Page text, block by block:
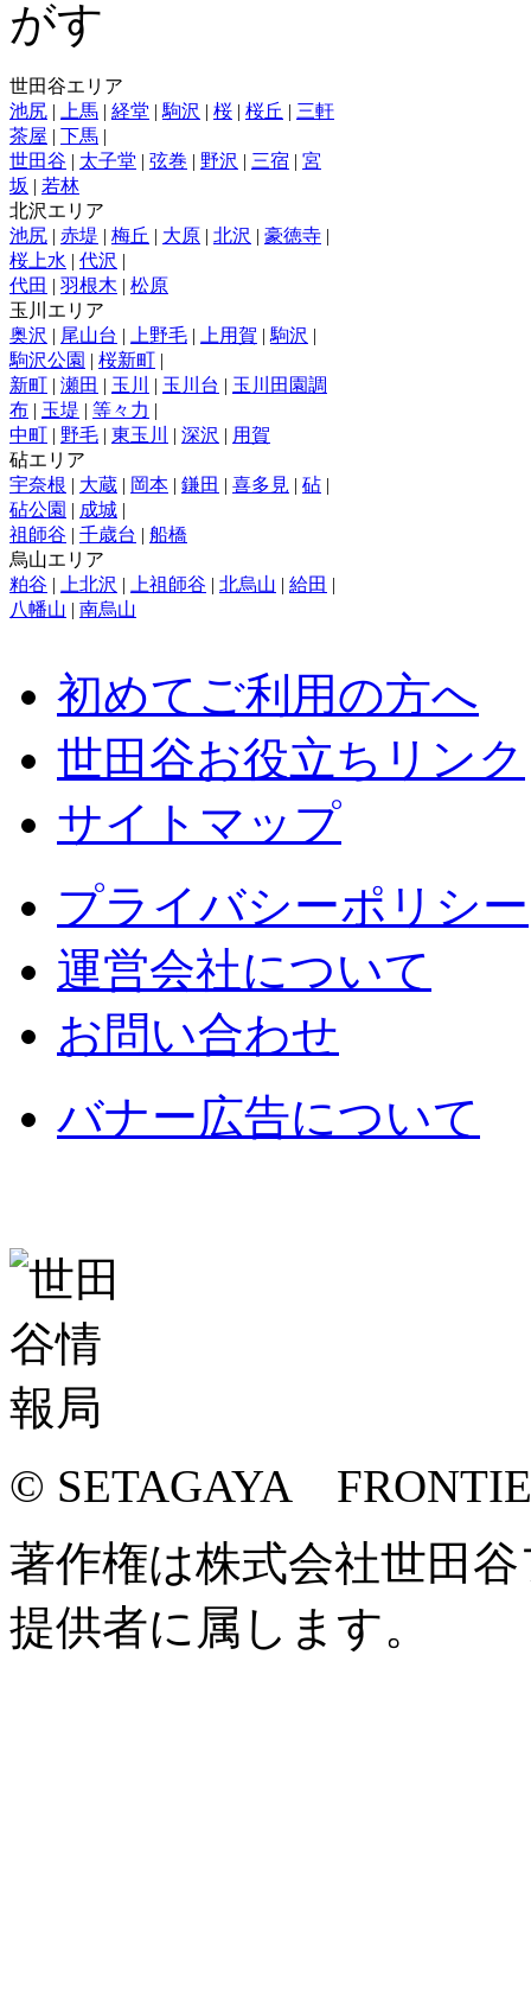
世田谷エリア
池尻 | 上馬 | 経堂 | 駒沢 | 桜 | 桜丘 | 三軒
茶屋 | 下馬 |
世田谷 | 太子堂 | 弦巻 | 野沢 | 三宿 | 宮
坂 | 若林
北沢エリア
池尻 | 赤堤 | 梅丘 | 大原 | 北沢 | 豪徳寺 |
桜上水 | 代沢 |
代田 | 羽根木 | 松原
玉川エリア
奥沢 | 尾山台 | 上野毛 | 上用賀 | 駒沢 |
駒沢公園 | 桜新町 |
新町 | 瀬田 | 玉川 | 玉川台 | 玉川田園調
布 | 玉堤 | 等々力 |
中町 | 野毛 | 東玉川 | 深沢 | 用賀
砧エリア
宇奈根 | 大蔵 | 岡本 | 鎌田 | 喜多見 | 砧 |
砧公園 | 成城 |
祖師谷 | 千歳台 | 船橋
烏山エリア
粕谷 | 上北沢 | 上祖師谷 | 北烏山 | 給田 |
八幡山 | 南烏山
初めてご利用の方へ
世田谷お役立ちリンク
サイトマップ
プライバシーポリシー
運営会社について
お問い合わせ
バナー広告について
© SETAGAYA
著作権は株式会社世田
提供者に属します。